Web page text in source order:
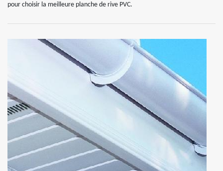
pour choisir la meilleure planche de rive PVC.